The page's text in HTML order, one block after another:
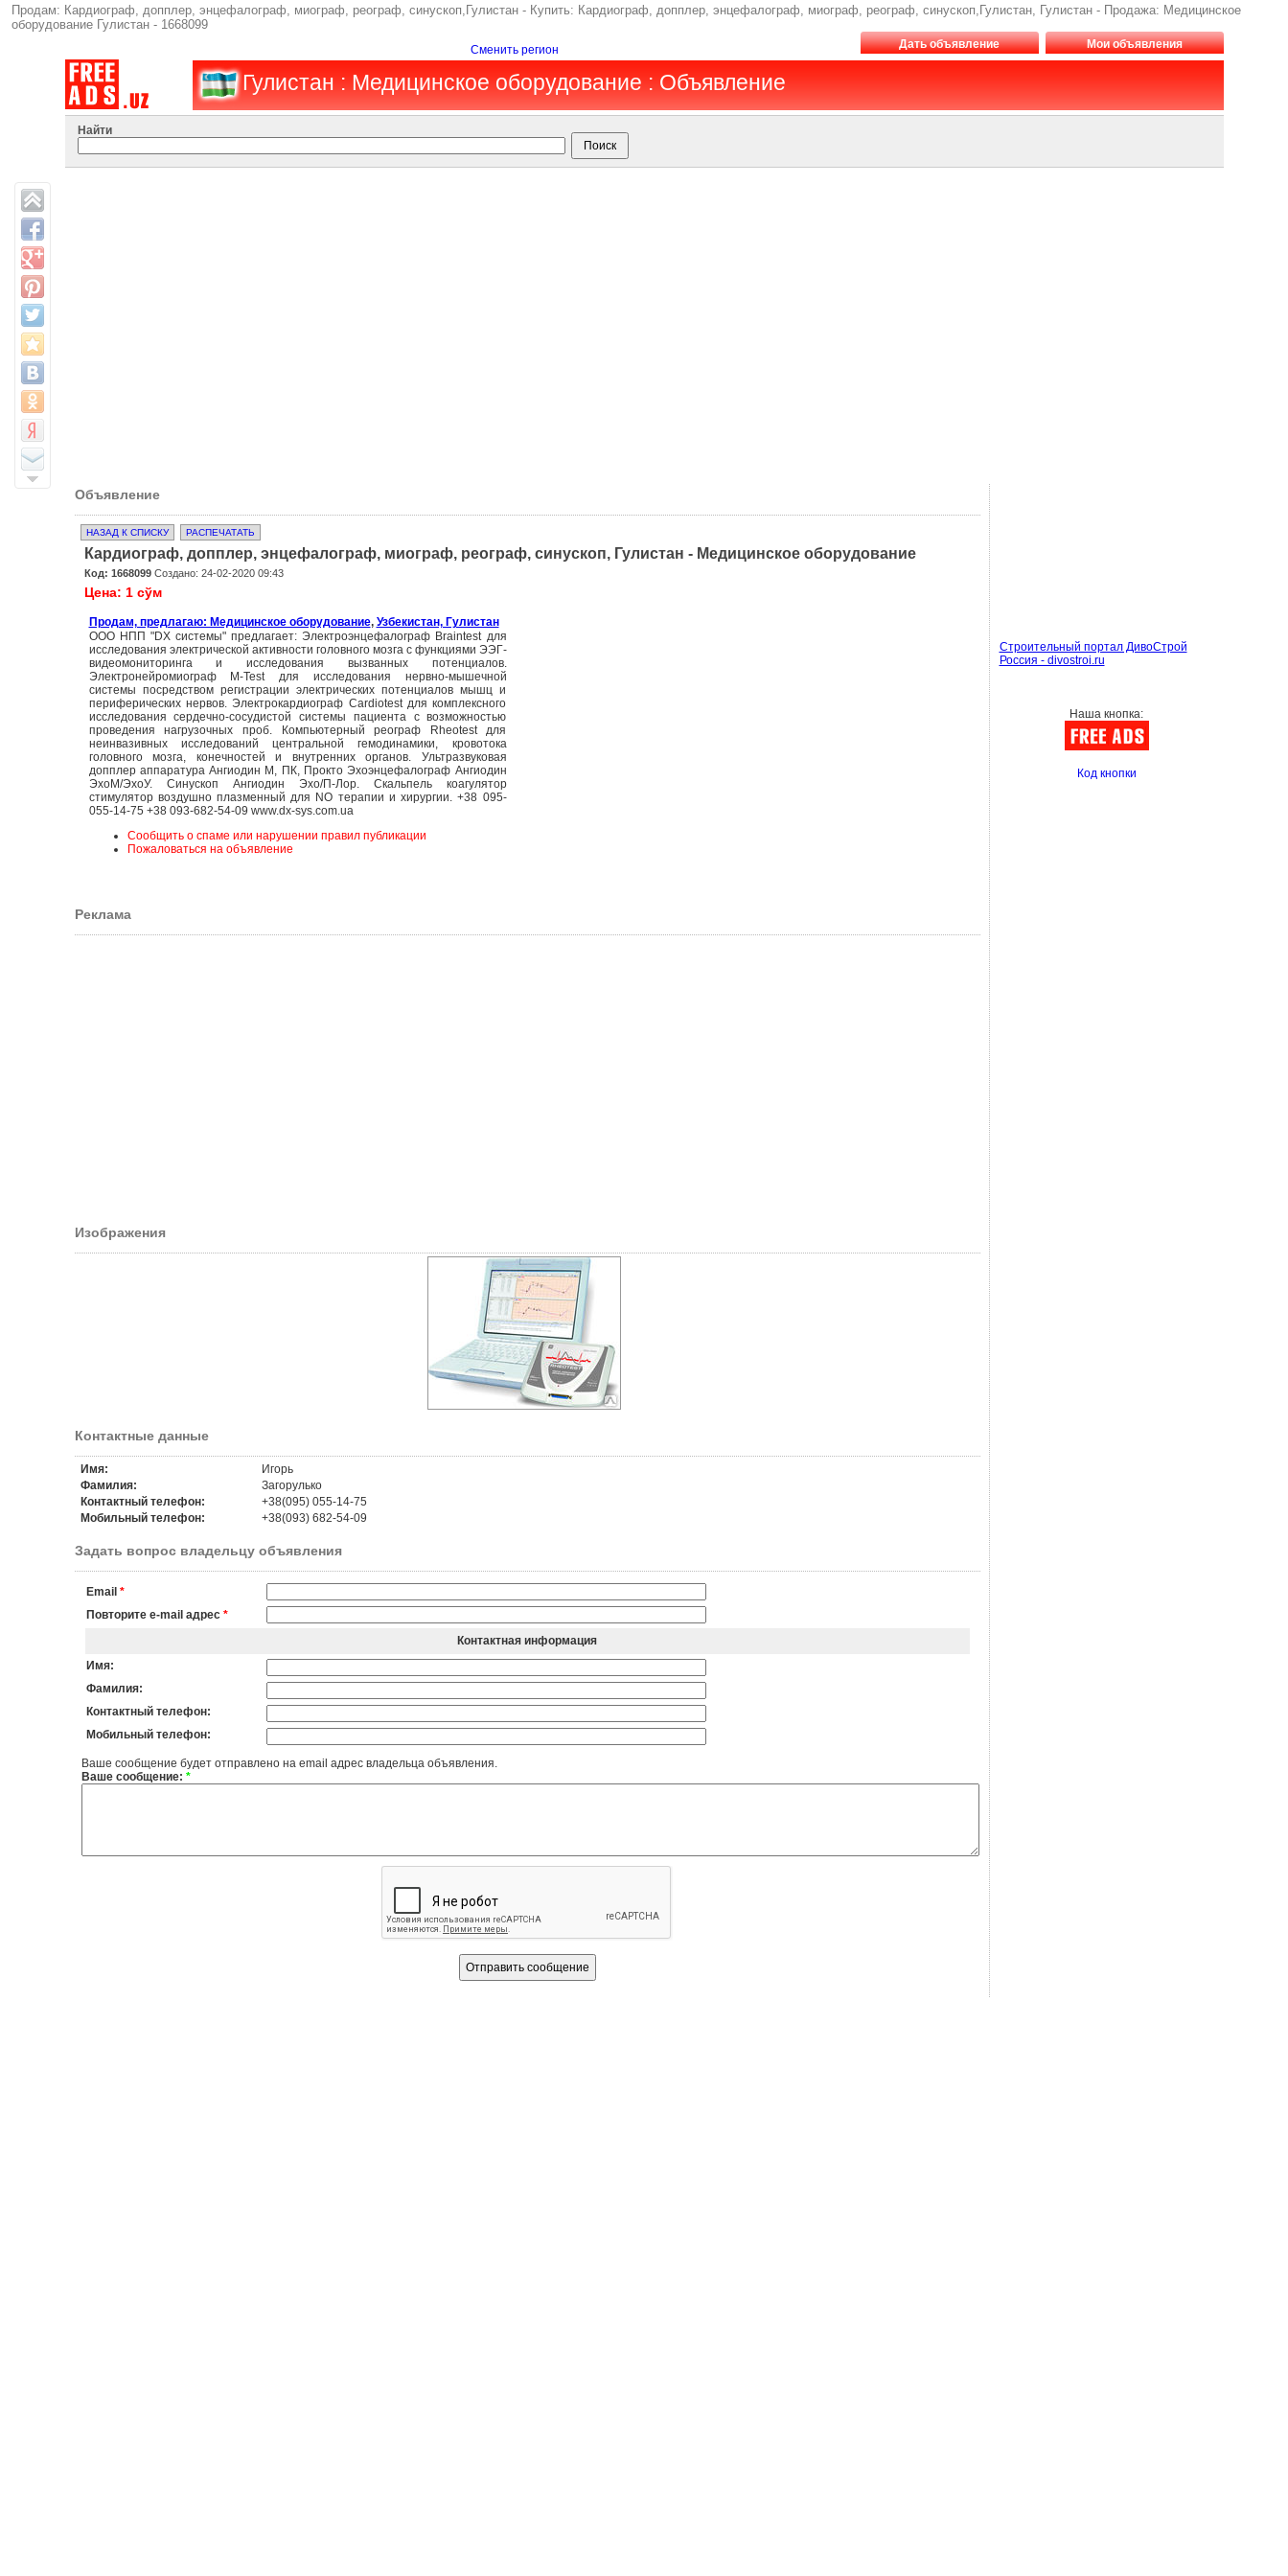
Продам: Кардиограф, допплер, энцефалограф, миограф, реограф, синускоп,Гулистан - Купить: Кардиограф, допплер, энцефалограф, миограф, реограф, синускоп,Гулистан, Гулистан - Продажа: Медицинское
оборудование Гулистан - 1668099
Сменить регион Дать объявление Мои объявления
Гулистан : Медицинское оборудование : Объявление
Найти
Объявление
НАЗАД К СПИСКУ РАСПЕЧАТАТЬ
Кардиограф, допплер, энцефалограф, миограф, реограф, синускоп, Гулистан - Медицинское оборудование
Код: 1668099Создано: 24-02-2020 09:43
Цена: 1 сўм
Продам, предлагаю: Медицинское оборудование, Узбекистан, Гулистан
ООО НПП "DX системы" предлагает: Электроэнцефалограф Braintest для
исследования электрической активности головного мозга с функциями ЭЭГ-
видеомониторинга и исследования вызванных потенциалов.
Электронейромиограф M-Test для исследования нервно-мышечной
системы посредством регистрации электрических потенциалов мышц и
периферических нервов. Электрокардиограф Cardiotest для комплексного
исследования сердечно-сосудистой системы пациента с возможностью
проведения нагрузочных проб. Компьютерный реограф Rheotest для
неинвазивных исследований центральной гемодинамики, кровотока
головного мозга, конечностей и внутренних органов. Ультразвуковая
допплер аппаратура Ангиодин М, ПК, Прокто Эхоэнцефалограф Ангиодин
ЭхоМ/ЭхоУ. Синускоп Ангиодин Эхо/П-Лор. Скальпель коагулятор
стимулятор воздушно плазменный для NO терапии и хирургии. +38 095-
055-14-75 +38 093-682-54-09 www.dx-sys.com.ua
Сообщить о спаме или нарушении правил публикации
Пожаловаться на объявление
Реклама
Изображения
Контактные данные
Имя:
Игорь
Фамилия:
Загорулько
Контактный телефон:
+38(095) 055-14-75
Мобильный телефон:
+38(093) 682-54-09
Задать вопрос владельцу объявления
Email *
Повторите e-mail адрес *
Контактная информация
Имя:
Фамилия:
Контактный телефон:
Мобильный телефон:
Ваше сообщение будет отправлено на email адрес владельца объявления.
Ваше сообщение: *
Строительный портал ДивоСтрой
Россия - divostroi.ru
Наша кнопка:
Код кнопки